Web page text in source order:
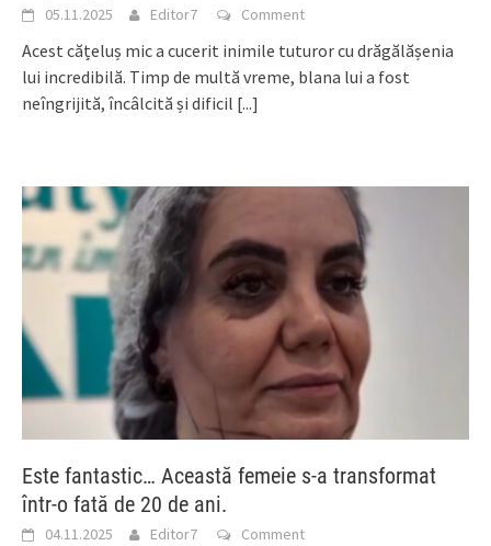
05.11.2025 Editor7 Comment
Acest cățeluș mic a cucerit inimile tuturor cu drăgălășenia
lui incredibilă. Timp de multă vreme, blana lui a fost
neîngrijită, încâlcită și dificil [...]
Este fantastic… Această femeie s-a transformat
într-o fată de 20 de ani.
04.11.2025 Editor7 Comment